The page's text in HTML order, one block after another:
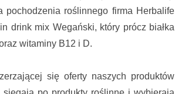
pochodzenia roślinnego firma Herbalife
drink mix Wegański, który prócz białka
witaminy B12 i D.
się oferty naszych produktów